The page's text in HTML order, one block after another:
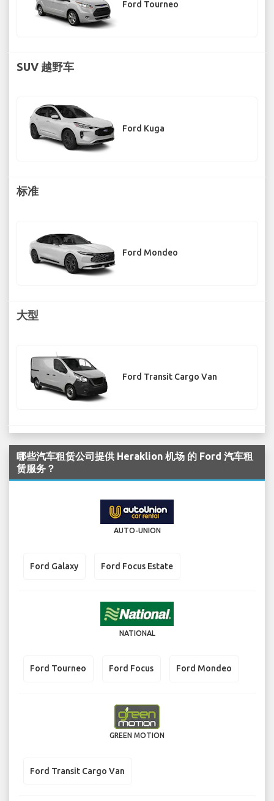
Ford Tourneo
SUV 越野车
Ford Kuga
标准
Ford Mondeo
大型
Ford Transit Cargo Van
哪些汽车租赁公司提供 Heraklion 机场 的 Ford 汽车租
赁服务？
AUTO-UNION
Ford Galaxy Ford Focus Estate
NATIONAL
Ford Tourneo Ford Focus Ford Mondeo
GREEN MOTION
Ford Transit Cargo Van